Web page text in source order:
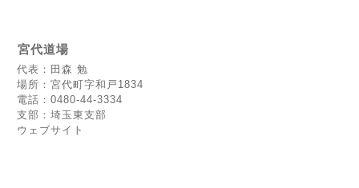
宮代道場
代表：田森 勉
場所：宮代町字和戸1834
電話：0480-44-3334
支部：埼玉東支部
ウェブサイト